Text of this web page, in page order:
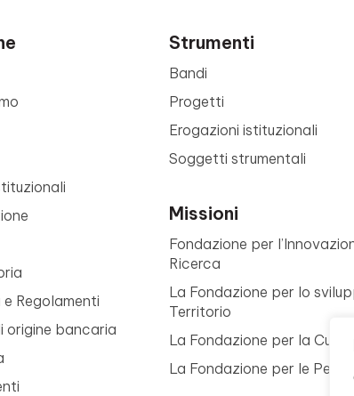
Regolamenti
origine bancaria
Strumenti
Bandi
Progetti
Erogazioni istituzionali
Soggetti strumentali
Missioni
Fondazione per
Ricerca
La Fondazione per lo
Territorio
La Fondazione per la
La Fondazione per le